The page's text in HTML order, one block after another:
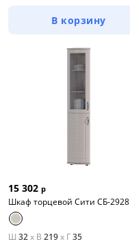
В корзину
15 302 р
Шкаф торцевой Сити СБ-2928
Ш 32x В 219x Г35